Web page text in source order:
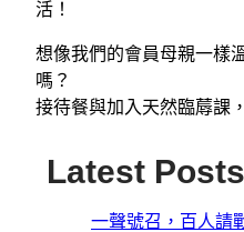
活！
想像我們的會員母親一樣
嗎？
接待餐與加入天然臨蓐課
Latest Posts
一聲號召，百人請